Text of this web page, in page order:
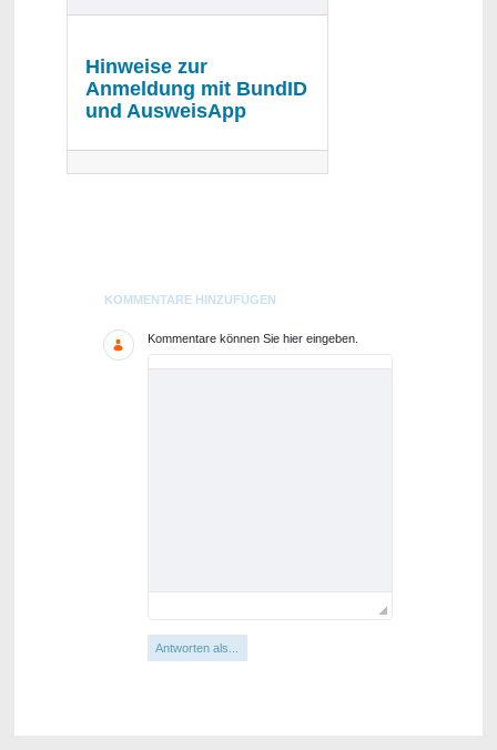
Hinweise zur
Anmeldung mit BundID
und AusweisApp
Blogs
KOMMENTARE HINZUFÜGEN
Kommentare können Sie hier eingeben.
Antworten als...